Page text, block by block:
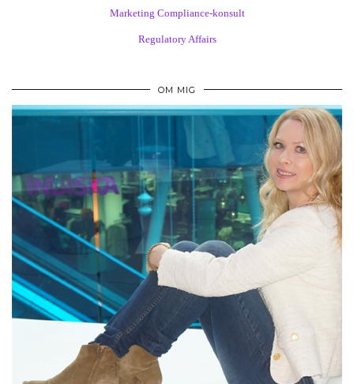
Marketing Compliance-konsult
Regulatory Affairs
OM MIG